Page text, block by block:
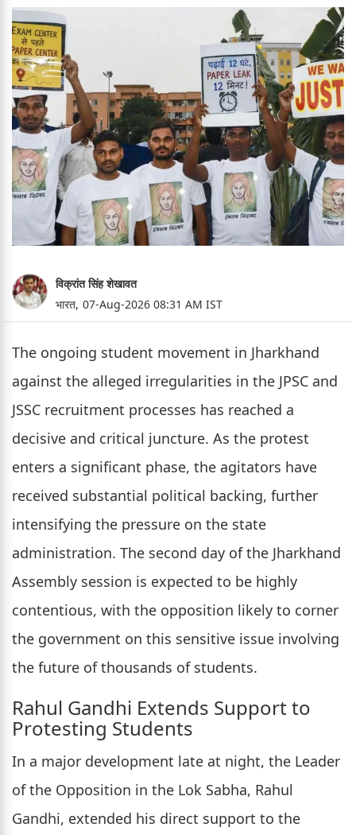
विक्रांत सिंह शेखावत
भारत, 07-Aug-2026 08:31 AM IST
The ongoing student movement in Jharkhand
against the alleged irregularities in the JPSC and
JSSC recruitment processes has reached a
decisive and critical juncture. As the protest
enters a significant phase, the agitators have
received substantial political backing, further
intensifying the pressure on the state
administration. The second day of the Jharkhand
Assembly session is expected to be highly
contentious, with the opposition likely to corner
the government on this sensitive issue involving
the future of thousands of students.
Rahul Gandhi Extends Support to
Protesting Students
In a major development late at night, the Leader
of the Opposition in the Lok Sabha, Rahul
Gandhi, extended his direct support to the